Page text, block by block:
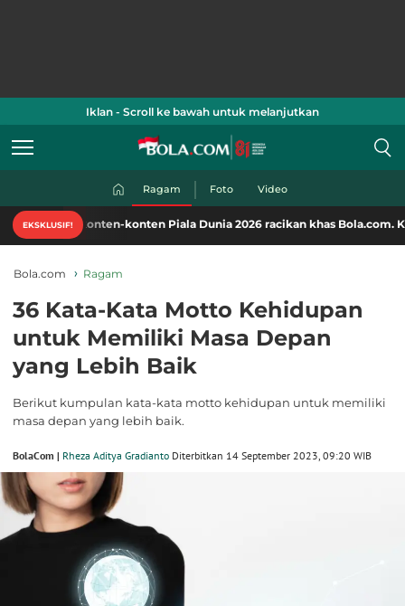
Iklan - Scroll ke bawah untuk melanjutkan
Ragam Foto Video
EKSKLUSIF!
konten Piala Dunia 2026 racikan khas Bola.com. Klik di sini!
Bola.com Ragam
36 Kata-Kata Motto Kehidupan
untuk Memiliki Masa Depan
yang Lebih Baik
Berikut kumpulan kata-kata motto kehidupan untuk memiliki
masa depan yang lebih baik.
BolaCom | Rheza Aditya Gradianto Diterbitkan 14 September 2023, 09:20 WIB